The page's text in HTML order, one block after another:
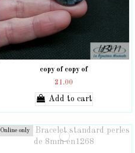
copy of copy of
21.00
Add to cart
Online only